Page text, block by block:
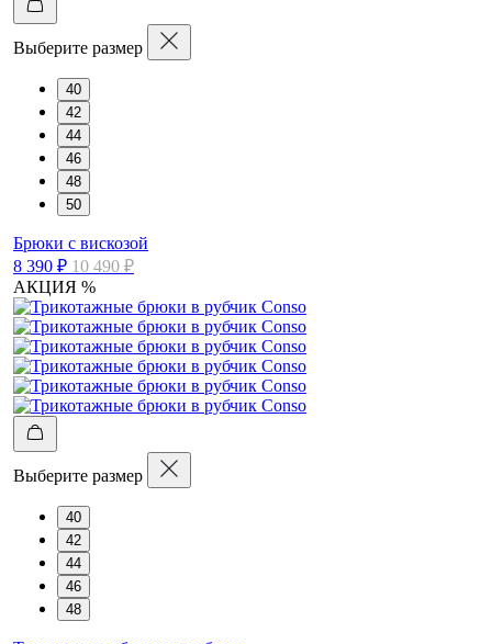
Выберите размер
40
42
44
46
48
50
Брюки с вискозой
8 390 ₽ 10 490 ₽
АКЦИЯ %
Выберите размер
40
42
44
46
48